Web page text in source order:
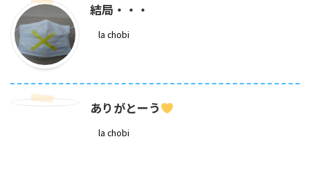
結局・・・
la chobi
ありがとーう
la chobi